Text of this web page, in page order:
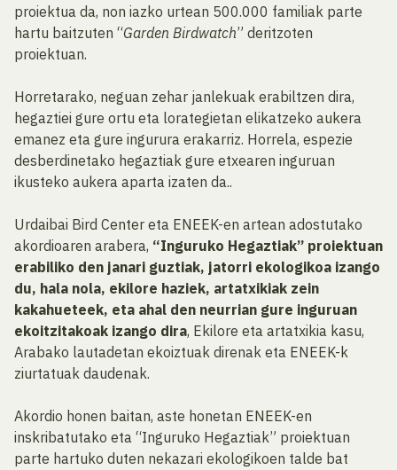
proiektua da, non iazko urtean 500.000 familiak parte
hartu baitzuten “Garden Birdwatch” deritzoten
proiektuan.
Horretarako, neguan zehar janlekuak erabiltzen dira,
hegaztiei gure ortu eta lorategietan elikatzeko aukera
emanez eta gure ingurura erakarriz. Horrela, espezie
desberdinetako hegaztiak gure etxearen inguruan
ikusteko aukera aparta izaten da..
Urdaibai Bird Center eta ENEEK-en artean adostutako
akordioaren arabera, “Inguruko Hegaztiak” proiektuan
erabiliko den janari guztiak, jatorri ekologikoa izango
du, hala nola, ekilore haziek, artatxikiak zein
kakahueteek, eta ahal den neurrian gure inguruan
ekoitzitakoak izango dira, Ekilore eta artatxikia kasu,
Arabako lautadetan ekoiztuak direnak eta ENEEK-k
ziurtatuak daudenak.
Akordio honen baitan, aste honetan ENEEK-en
inskribatutako eta “Inguruko Hegaztiak” proiektuan
parte hartuko duten nekazari ekologikoen talde bat